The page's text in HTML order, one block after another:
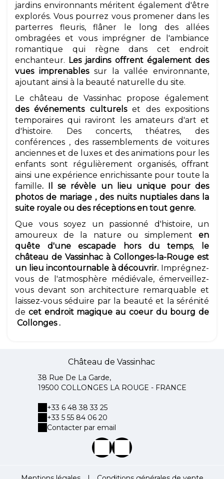
jardins environnants méritent également d'être
explorés. Vous pourrez vous promener dans les
parterres fleuris, flâner le long des allées
ombragées et vous imprégner de l'ambiance
romantique qui règne dans cet endroit
enchanteur. Les jardins offrent également des
vues imprenablessur la vallée environnante,
ajoutant ainsi à la beauté naturelle du site.
Le château de Vassinhac propose également
des événements culturelset des expositions
temporaires qui raviront les amateurs d'art et
d'histoire. Des concerts, théatres, des
conférences , des rassemblements de voitures
anciennes et de luxes et des animations pour les
enfants sont régulièrement organisés, offrant
ainsi une expérience enrichissante pour toute la
famille. Il se révèle un lieu unique pour des
photos de mariage , des nuits nuptiales dans la
suite royale ou des réceptions en tout genre.
Que vous soyez un passionné d'histoire, un
amoureux de la nature ou simplement en
quête
d'une escapade hors du temps, le
château de Vassinhac à Collonges-la-Rouge est
un lieu incontournable à découvrir. Imprégnez-
vous de l'atmosphère médiévale, émerveillez-
vous devant son architecture remarquable et
laissez-vous séduire par la beauté et la sérénité
de cet endroit magique au coeur du bourg de
Collonges .
Château de Vassinhac
38 Rue De La Garde,
19500 COLLONGES LA ROUGE - FRANCE
+33 6 48 38 33 25
+33 5 55 84 06 20
Contacter par email